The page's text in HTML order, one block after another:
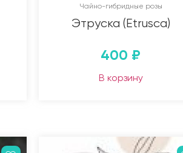
Чайно-гибридные розы
Этруска (Etrusca)
400 ₽
В корзину